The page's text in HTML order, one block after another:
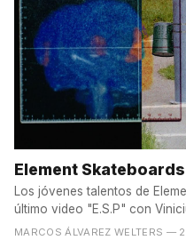
Element
Los jóvenes talentos de
último video "E.S.P" con
MARCOS ÁLVAREZ WELTERS —